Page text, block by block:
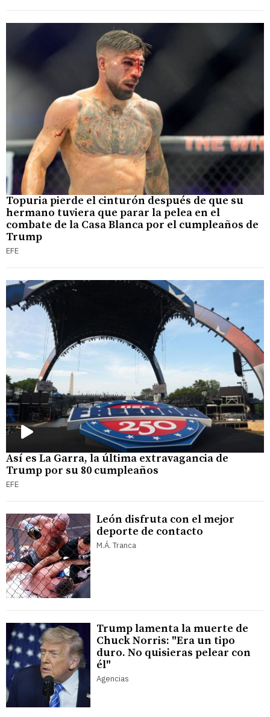
Topuria pierde el cinturón después de que su
hermano tuviera que parar la pelea en el
combate de la Casa Blanca por el cumpleaños de
Trump
EFE
Así es La Garra, la última extravagancia de
Trump por su 80 cumpleaños
EFE
León disfruta con el mejor
deporte de contacto
M.Á. Tranca
Trump lamenta la muerte de
Chuck Norris: "Era un tipo
duro. No quisieras pelear con
él"
Agencias